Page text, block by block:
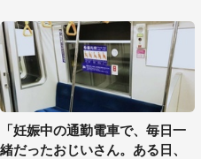
「妊娠中の通勤電車で、毎日一
緒だったおじいさん。ある日、